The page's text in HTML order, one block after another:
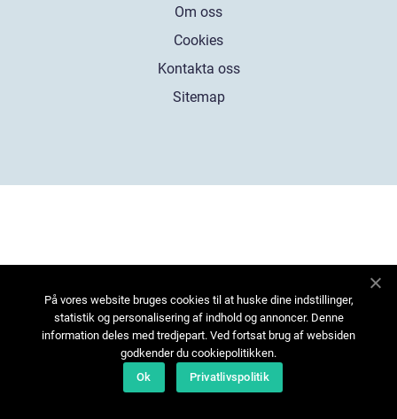
Om oss
Cookies
Kontakta oss
Sitemap
På vores website bruges cookies til at huske dine indstillinger,
statistik og personalisering af indhold og annoncer. Denne
information deles med tredjepart. Ved fortsat brug af websiden
godkender du cookiepolitikken.
Ok
Privatlivspolitik